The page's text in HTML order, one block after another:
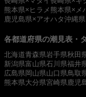
熊本県×ヒラメ 熊本県×メ
鹿児島県×アオハタ沖縄
各都道府県の潮見表・
北海道青森県岩手県秋田
新潟県富山県石川県福井
広島県岡山県山口県鳥取
熊本県大分県宮崎県 鹿児